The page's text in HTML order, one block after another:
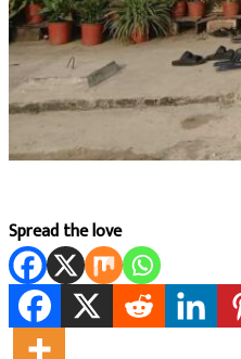
Spread the love